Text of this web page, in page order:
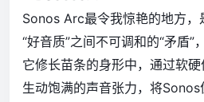
Sonos Arc最令我惊艳的地方，
“好音质”之间不可调和的“矛盾”
它修长苗条的身形中，通过软
生动饱满的声音张力，将Sonos